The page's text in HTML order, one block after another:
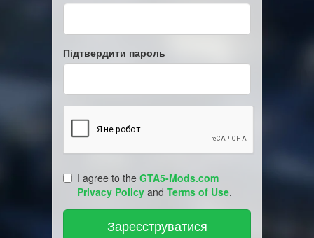
Підтвердити пароль
I agree to the GTA5-Mods.com
Privacy Policy and Terms of Use.